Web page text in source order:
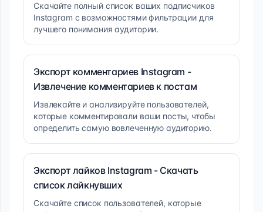
Скачайте полный список ваших подписчиков
Instagram с возможностями фильтрации для
лучшего понимания аудитории.
Экспорт комментариев Instagram -
Извлечение комментариев к постам
Извлекайте и анализируйте пользователей,
которые комментировали ваши посты, чтобы
определить самую вовлеченную аудиторию.
Экспорт лайков Instagram - Скачать
список лайкнувших
Скачайте список пользователей, которые